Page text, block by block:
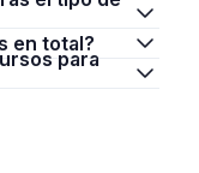
en total?